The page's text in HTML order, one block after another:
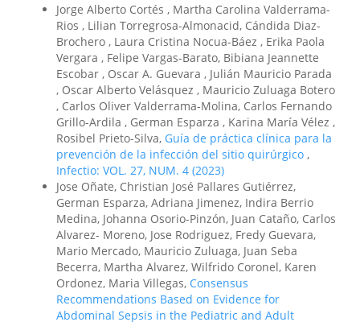
Jorge Alberto Cortés , Martha Carolina Valderrama-
Rios , Lilian Torregrosa-Almonacid, Cándida Diaz-
Brochero , Laura Cristina Nocua-Báez , Erika Paola
Vergara , Felipe Vargas-Barato, Bibiana Jeannette
Escobar , Oscar A. Guevara , Julián Mauricio Parada
, Oscar Alberto Velásquez , Mauricio Zuluaga Botero
, Carlos Oliver Valderrama-Molina, Carlos Fernando
Grillo-Ardila , German Esparza , Karina María Vélez ,
Rosibel Prieto-Silva, Guía de práctica clínica para la
prevención de la infección del sitio quirúrgico ,
Infectio: VOL. 27, NUM. 4 (2023)
Jose Oñate, Christian José Pallares Gutiérrez,
German Esparza, Adriana Jimenez, Indira Berrio
Medina, Johanna Osorio-Pinzón, Juan Cataño, Carlos
Alvarez- Moreno, Jose Rodriguez, Fredy Guevara,
Mario Mercado, Mauricio Zuluaga, Juan Seba
Becerra, Martha Alvarez, Wilfrido Coronel, Karen
Ordonez, Maria Villegas, Consensus
Recommendations Based on Evidence for
Abdominal Sepsis in the Pediatric and Adult